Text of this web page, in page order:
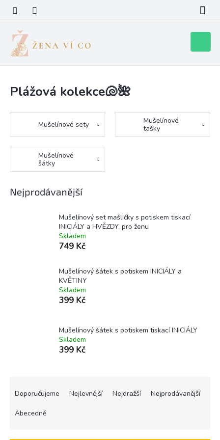
obsah
košík
Plážová kolekce🐚🌺
Mušelínové sety
Mušelínové
tašky
Mušelínové
šátky
Nejprodávanější
Mušelínový set mašličky s potiskem tiskací
INICIÁLY a HVĚZDY, pro ženu
Skladem
749 Kč
Mušelínový šátek s potiskem INICIÁLY a
KVĚTINY
Skladem
399 Kč
Mušelínový šátek s potiskem tiskací INICIÁLY
Skladem
399 Kč
Doporučujeme Nejlevnější Nejdražší Nejprodávanější
Abecedně